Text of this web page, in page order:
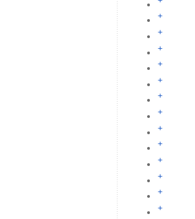
+
+
+
+
+
+
+
+
+
+
+
+
+